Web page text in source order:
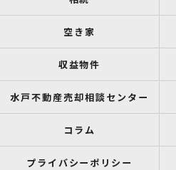
空き家
収益物件
水戸不動産売却相談センター
コラム
プライバシーポリシー